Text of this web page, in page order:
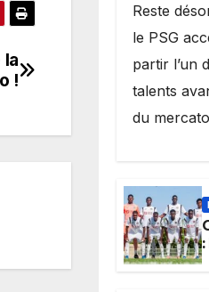
la
!
Reste
le PSG
partir l’un
talents
du
: